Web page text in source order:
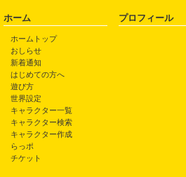
ホーム
ホームトップ
おしらせ
新着通知
はじめての方へ
遊び方
世界設定
キャラクター一覧
キャラクター検索
キャラクター作成
らっポ
チケット
プロフィール